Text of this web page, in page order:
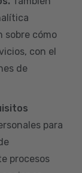
sobre cómo
con el
de
para
procesos